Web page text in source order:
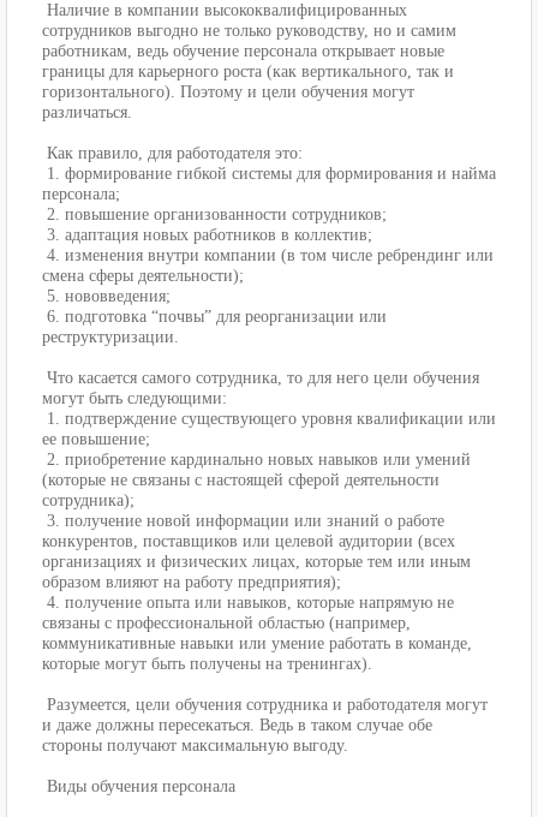
Наличие в компании высококвалифицированных
сотрудников выгодно не только руководству, но и самим
работникам, ведь обучение персонала открывает новые
границы для карьерного роста (как вертикального, так и
горизонтального). Поэтому и цели обучения могут
различаться.
Как правило, для работодателя это:
1. формирование гибкой системы для формирования и найма
персонала;
2. повышение организованности сотрудников;
3. адаптация новых работников в коллектив;
4. изменения внутри компании (в том числе ребрендинг или
смена сферы деятельности);
5. нововведения;
6. подготовка “почвы” для реорганизации или
реструктуризации.
Что касается самого сотрудника, то для него цели обучения
могут быть следующими:
1. подтверждение существующего уровня квалификации или
ее повышение;
2. приобретение кардинально новых навыков или умений
(которые не связаны с настоящей сферой деятельности
сотрудника);
3. получение новой информации или знаний о работе
конкурентов, поставщиков или целевой аудитории (всех
организациях и физических лицах, которые тем или иным
образом влияют на работу предприятия);
4. получение опыта или навыков, которые напрямую не
связаны с профессиональной областью (например,
коммуникативные навыки или умение работать в команде,
которые могут быть получены на тренингах).
Разумеется, цели обучения сотрудника и работодателя могут
и даже должны пересекаться. Ведь в таком случае обе
стороны получают максимальную выгоду.
Виды обучения персонала